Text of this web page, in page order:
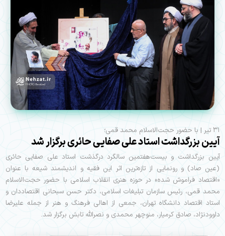
۳۱ تیر | با حضور حجت‌الاسلام محمد قمی؛
آیین بزرگداشت استاد علی صفایی‌ حائری برگزار شد
آیین بزرگداشت و بیست‌هفتمین سالگرد درگذشت استاد علی صفایی‌ حائری
(عین صاد) و رونمایی از تازه‌ترین اثر این فقیه و اندیشمند شیعه با عنوان
«اقتصاد فراموش شده» در حوزه هنری انقلاب اسلامی با حضور حجت‌الاسلام
محمد قمی، رئیس سازمان تبلیغات اسلامی، دکتر حسن سبحانی اقتصاددان و
استاد اقتصاد دانشگاه تهران، جمعی از اهالی فرهنگ و هنر از جمله علیرضا
داوودنژاد، صادق کرمیار، منوچهر محمدی و نصرالله تابش برگزار شد.